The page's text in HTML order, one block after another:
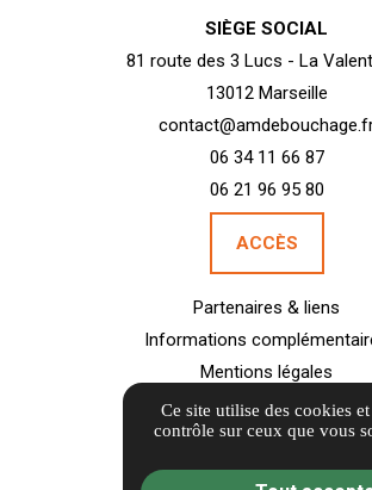
SIÈGE SOCIAL
81 route des 3 Lucs - La
13012 Marseille
06 34 11 66 87
06 21 96 95 80
ACCÈS
Partenaires & liens
Informations
Mentions légales
Politique de confidentialité
Gestion des cookies
Ce site utilise des cookies
contrôle sur ceux que vous